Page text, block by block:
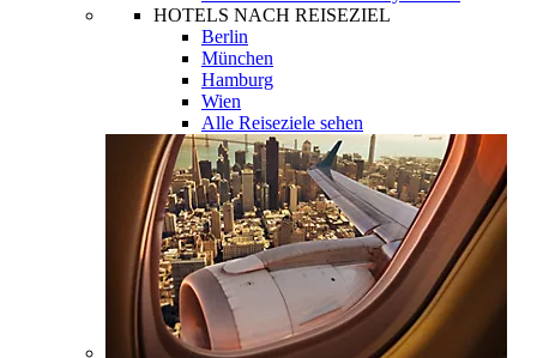
HOTELS NACH REISEZIEL
Berlin
München
Hamburg
Wien
Alle Reiseziele sehen